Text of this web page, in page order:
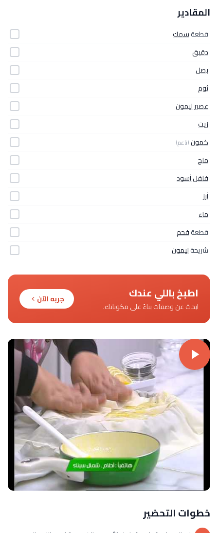
المقادير
قطعةسمك
دقيق
بصل
ثوم
عصير ليمون
زيت
كمون(ناعم)
ملح
فلفل أسود
أرز
ماء
قطعةفحم
شريحةليمون
اطبخ باللي عندك
ابحث عن وصفات بناءً على مكوناتك.
جربه الآن
خطوات التحضير